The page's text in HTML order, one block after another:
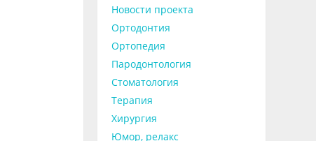
Новости проекта
Ортодонтия
Ортопедия
Пародонтология
Стоматология
Терапия
Хирургия
Юмор, релакс